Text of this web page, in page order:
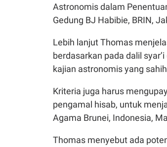
Astronomis dalam
Gedung BJ Habibie, BRIN,
Lebih lanjut Thomas
berdasarkan pada dalil
kajian astronomis yang
Kriteria juga harus
pengamal hisab, untuk
Agama Brunei, Indonesia,
Thomas menyebut ada